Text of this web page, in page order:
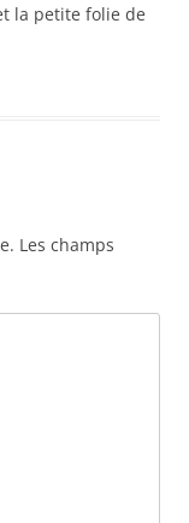
la petite folie de
Les champs